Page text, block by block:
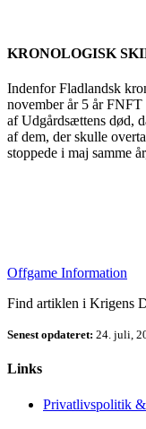
KRONOLOGISK
Indenfor Fladlandsk
november år 5 år
af Udgårdsættens død,
af dem, der skulle
stoppede i maj samme
Offgame Information
Find artiklen i Krigens
Senest opdateret: 24. juli,
Links
Privatlivspolitik